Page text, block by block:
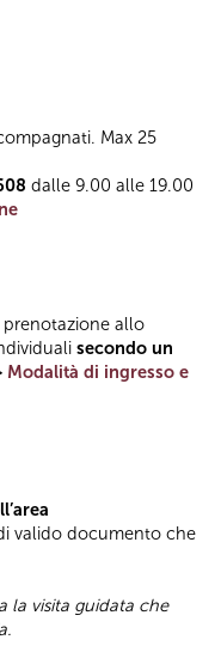
Max 25
dalle 9.00 alle 19.00
prenotazione allo
secondo un
Modalità di ingresso e
valido documento che
la visita guidata che